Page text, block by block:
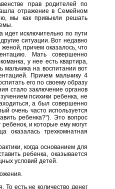
прав родителей по
отражение в Семейном
мы как привыкли решать
идет исключительно по пути
ситуации. Вот недавно
причем оказалось, что
Мать совершенно
у нее есть квартира,
на воспитании вот
Причем мальчику 4
его по своему образу
стало заключение органов
психики ребенка, не
а был совершенно
очень часто используется
ребенка?"). Это вопрос
и которые ему могут
оказалась трехкомнатная
когда основанием для
ребенка, оказывается
условий детей.
есть не количество денег